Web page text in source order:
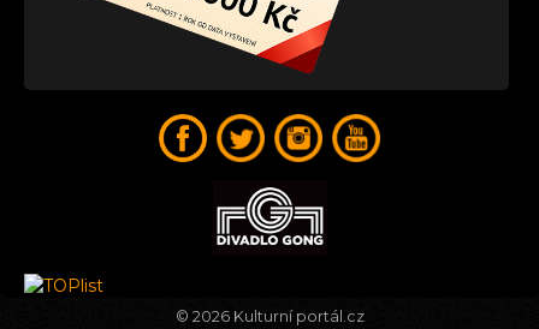
© 2026 Kulturní portál.cz